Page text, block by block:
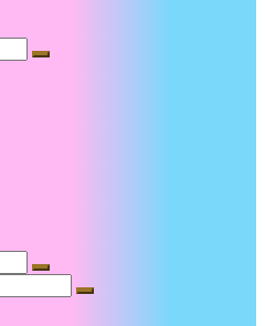
Suche
Suche
Suche